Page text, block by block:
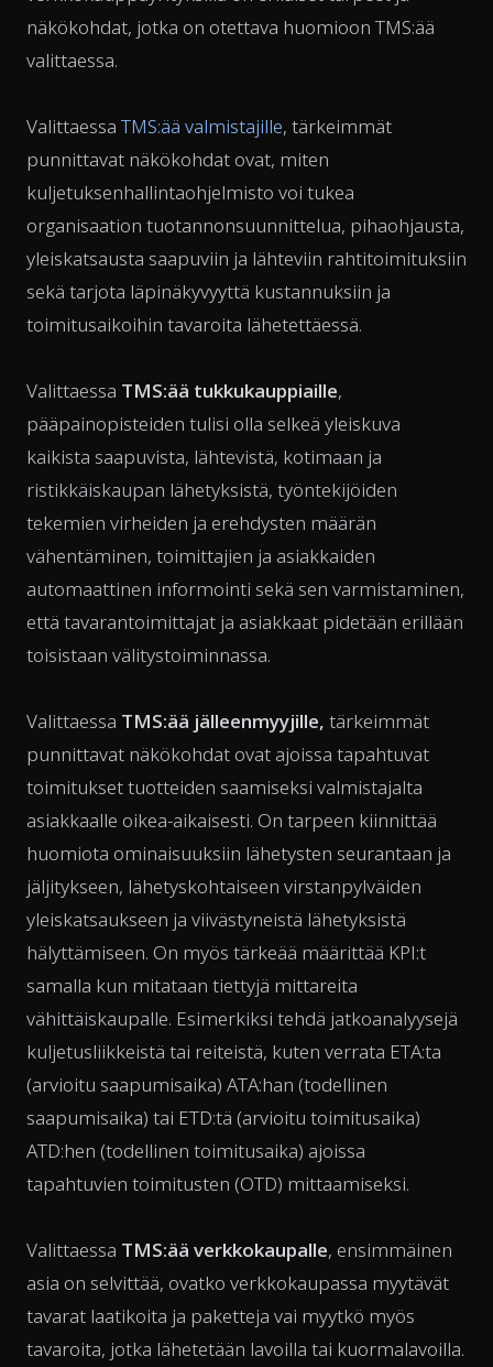
näkökohdat, jotka on otettava huomioon TMS:ää
valittaessa.
Valittaessa TMS:ää valmistajille, tärkeimmät
punnittavat näkökohdat ovat, miten
kuljetuksenhallintaohjelmisto voi tukea
organisaation tuotannonsuunnittelua, pihaohjausta,
yleiskatsausta saapuviin ja lähteviin rahtitoimituksiin
sekä tarjota läpinäkyvyyttä kustannuksiin ja
toimitusaikoihin tavaroita lähetettäessä.
Valittaessa TMS:ää tukkukauppiaille,
pääpainopisteiden tulisi olla selkeä yleiskuva
kaikista saapuvista, lähtevistä, kotimaan ja
ristikkäiskaupan lähetyksistä, työntekijöiden
tekemien virheiden ja erehdysten määrän
vähentäminen, toimittajien ja asiakkaiden
automaattinen informointi sekä sen varmistaminen,
että tavarantoimittajat ja asiakkaat pidetään erillään
toisistaan välitystoiminnassa.
Valittaessa TMS:ää jälleenmyyjille, tärkeimmät
punnittavat näkökohdat ovat ajoissa tapahtuvat
toimitukset tuotteiden saamiseksi valmistajalta
asiakkaalle oikea-aikaisesti. On tarpeen kiinnittää
huomiota ominaisuuksiin lähetysten seurantaan ja
jäljitykseen, lähetyskohtaiseen virstanpylväiden
yleiskatsaukseen ja viivästyneistä lähetyksistä
hälyttämiseen. On myös tärkeää määrittää KPI:t
samalla kun mitataan tiettyjä mittareita
vähittäiskaupalle. Esimerkiksi tehdä jatkoanalyysejä
kuljetusliikkeistä tai reiteistä, kuten verrata ETA:ta
(arvioitu saapumisaika) ATA:han (todellinen
saapumisaika) tai ETD:tä (arvioitu toimitusaika)
ATD:hen (todellinen toimitusaika) ajoissa
tapahtuvien toimitusten (OTD) mittaamiseksi.
Valittaessa TMS:ää verkkokaupalle, ensimmäinen
asia on selvittää, ovatko verkkokaupassa myytävät
tavarat laatikoita ja paketteja vai myytkö myös
tavaroita, jotka lähetetään lavoilla tai kuormalavoilla.